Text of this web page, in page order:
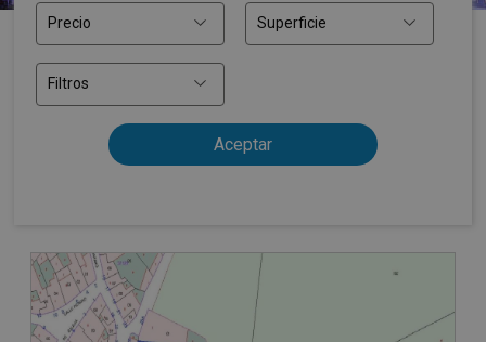
Precio Superficie
Filtros